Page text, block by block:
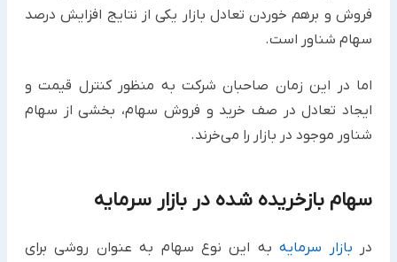
فروش و برهم خوردن تعادل بازار یکی از نتایج افزایش درصد
سهام شناور است.
اما در این زمان صاحبان شرکت به منظور کنترل قیمت و
ایجاد تعادل در صف خرید و فروش سهام، بخشی از سهام
شناور موجود در بازار را می‌خرند.
سهام بازخریده شده در بازار سرمایه
در بازار سرمایهبه این نوع سهام به عنوان روشی برای